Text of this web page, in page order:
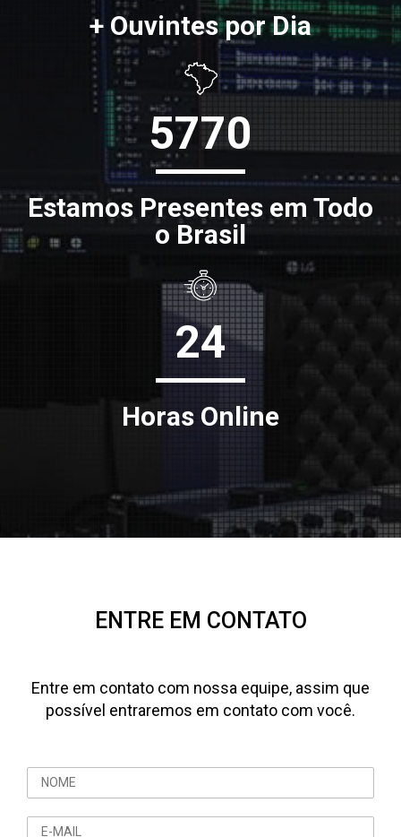
+ Ouvintes por Dia
5770
Estamos Presentes em Todo
o Brasil
24
Horas Online
ENTRE EM CONTATO
Entre em contato com nossa equipe, assim que
possível entraremos em contato com você.